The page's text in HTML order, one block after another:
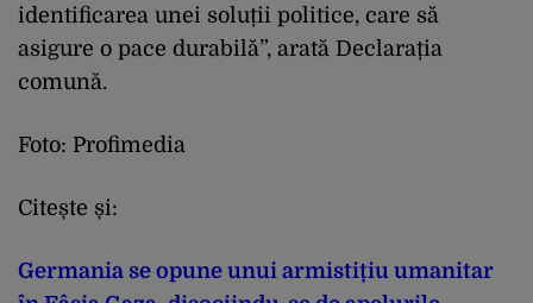
identificarea unei soluții politice, care să
asigure o pace durabilă”, arată Declarația
comună.
Foto: Profimedia
Citește și:
Germania se opune unui armistițiu umanitar